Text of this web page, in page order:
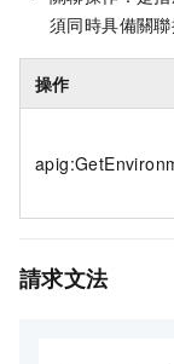
須同時具備關
操作
請求文法